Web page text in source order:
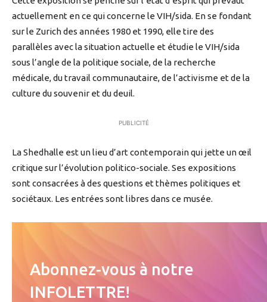
actuellement en ce qui concerne le VIH/sida. En se fondant
sur le Zurich des années 1980 et 1990, elle tire des
parallèles avec la situation actuelle et étudie le VIH/sida
sous l’angle de la politique sociale, de la recherche
médicale, du travail communautaire, de l’activisme et de la
culture du souvenir et du deuil.
PUBLICITÉ
La Shedhalle est un lieu d’art contemporain qui jette un œil
critique sur l’évolution politico-sociale. Ses expositions
sont consacrées à des questions et thèmes politiques et
sociétaux. Les entrées sont libres dans ce musée.
Abonnez-vous à notre
INFOLETTRE!